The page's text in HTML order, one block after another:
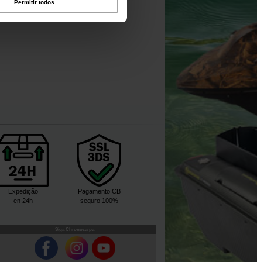
Permitir todos
Expedição
en 24h
Pagamento CB
seguro 100%
Siga Chronocarpa